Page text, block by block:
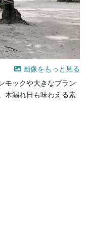
画像をもっと見る
モックや大きなブラン
木漏れ日も味わえる素